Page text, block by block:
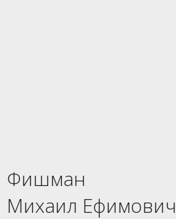
Фишман
Михаил Ефимович